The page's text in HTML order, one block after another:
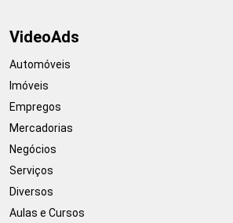
VideoAds
Automóveis
Imóveis
Empregos
Mercadorias
Negócios
Serviços
Diversos
Aulas e Cursos